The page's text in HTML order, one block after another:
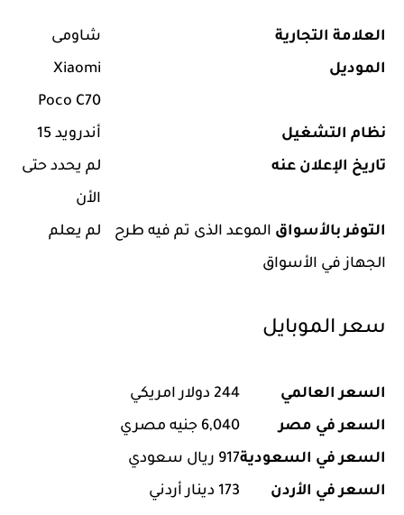
العلامة التجارية
شاومى
الموديل
Xiaomi
Poco C70
نظام التشغيل
أندرويد 15
تاريخ الإعلان عنه
لم يحدد حتى
الأن
التوفر بالأسواق الموعد الذى تم فيه طرح
الجهاز في الأسواق
لم يعلم
سعر الموبايل
السعر العالمي
244 دولار امريكي
السعر في مصر
6,040 جنيه مصري
السعر في السعودية917 ريال سعودي
السعر في الأردن
173 دينار أردني